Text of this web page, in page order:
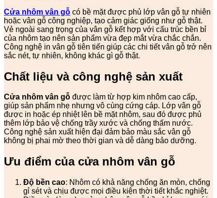
Cửa nhôm vân gỗ có bề mặt được phủ lớp vân gỗ tự nhiên
hoặc vân gỗ công nghiệp, tạo cảm giác giống như gỗ thật.
Vẻ ngoài sang trọng của vân gỗ kết hợp với cấu trúc bền bỉ
của nhôm tạo nên sản phẩm vừa đẹp mắt vừa chắc chắn.
Công nghệ in vân gỗ tiên tiến giúp các chi tiết vân gỗ trở nên
sắc nét, tự nhiên, không khác gì gỗ thật.
Chất liệu và công nghệ sản xuất
Cửa nhôm vân gỗ được làm từ hợp kim nhôm cao cấp,
giúp sản phẩm nhẹ nhưng vô cùng cứng cáp. Lớp vân gỗ
được in hoặc ép nhiệt lên bề mặt nhôm, sau đó được phủ
thêm lớp bảo vệ chống trầy xước và chống thấm nước.
Công nghệ sản xuất hiện đại đảm bảo màu sắc vân gỗ
không bị phai mờ theo thời gian và dễ dàng bảo dưỡng.
Ưu điểm của cửa nhôm vân gỗ
Độ bền cao: Nhôm có khả năng chống ăn mòn, chống
gỉ sét và chịu được mọi điều kiện thời tiết khắc nghiệt.